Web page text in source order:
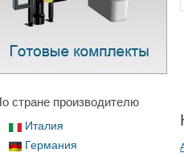
стране производителю
Италия
Германия